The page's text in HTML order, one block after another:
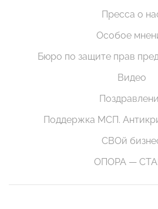
Пресса о
Особое
Бюро по защите прав
Видео
Поддержка МСП.
СВОй
ОПОРА —